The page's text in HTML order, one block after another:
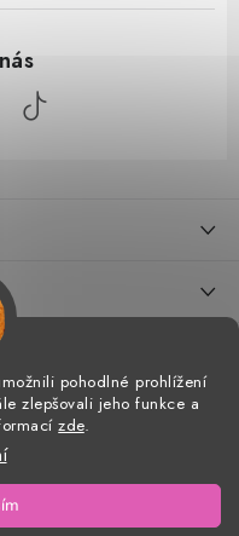
pohodlné prohlížení
zlepšovali jeho funkce a
zde.
Upravit nastavení cookies